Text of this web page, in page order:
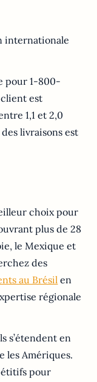
internationale
pour 1-800-
est
1,1 et 2,0
livraisons est
choix pour
plus de 28
le Mexique et
des
au Brésil en
régionale
s’étendent en
les Amériques.
pour